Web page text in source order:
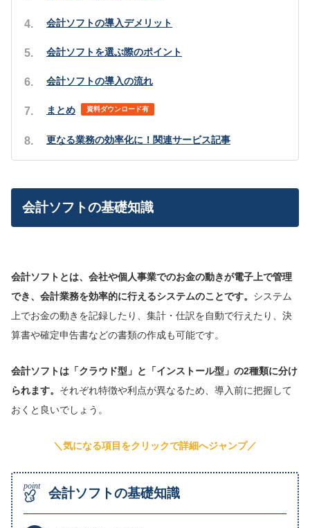
会計ソフトの導入デメリット
会計ソフトを選ぶ際のポイント
会計ソフトの導入の流れ
まとめ 資料ダウンロード有
更なる業務の効率化に！関連サービス記事
会計ソフトの基礎知識
会計ソフトとは、会社や個人事業でのお金の動きが電子上で管理
でき、会計業務を効率的に行えるシステムのことです。 システム
上でお金の動きを記録したり、集計・仕訳を自動で行えたり、決
算書や確定申告書などの書類の作成も可能です。
会計ソフトは「クラウド型」と「インストール型」の2種類に分け
られます。 それぞれ特徴や利点が異なるため、導入前に把握して
おくと良いでしょう。
＼気になる項目をクリックで詳細へジャンプ／
会計ソフトの基礎知識